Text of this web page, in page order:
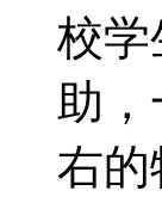
校学
助，
右的